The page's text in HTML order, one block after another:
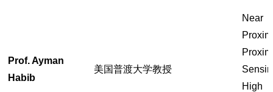
Prof. Ayman
Habib
美国普渡大学教授
Near
High